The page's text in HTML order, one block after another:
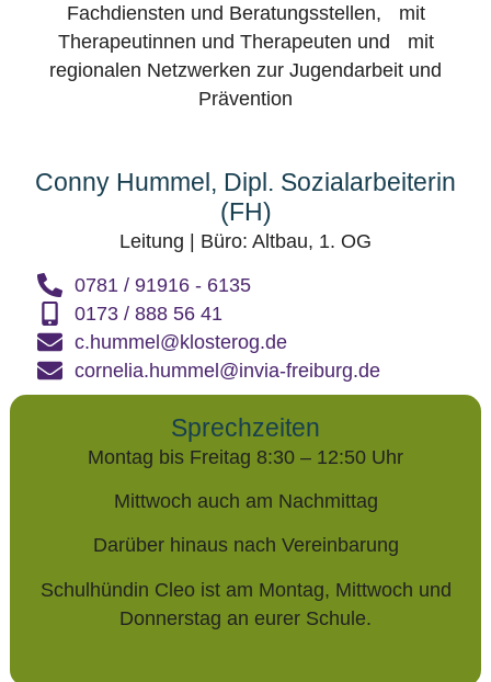
Fachdiensten und Beratungsstellen, mit
Therapeutinnen und Therapeuten und mit
regionalen Netzwerken zur Jugendarbeit und
Prävention
Conny Hummel, Dipl. Sozialarbeiterin
(FH)
Leitung | Büro: Altbau, 1. OG
0781 / 91916 - 6135
0173 / 888 56 41
c.hummel@klosterog.de
cornelia.hummel@invia-freiburg.de
Sprechzeiten
Montag bis Freitag 8:30 – 12:50 Uhr
Mittwoch auch am Nachmittag
Darüber hinaus nach Vereinbarung
Schulhündin Cleo ist am Montag, Mittwoch und
Donnerstag an eurer Schule.